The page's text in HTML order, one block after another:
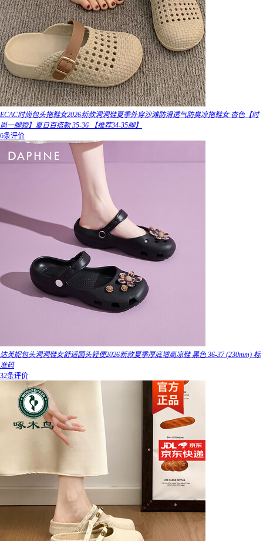
ECAC时尚包头拖鞋女2026新款洞洞鞋夏季外穿沙滩防滑透气防臭凉拖鞋女 杏色【时
尚一脚蹬】夏日百搭款 35-36 【推荐34-35脚】
6条评价
达芙妮包头洞洞鞋女舒适圆头轻便2026新款夏季厚底增高凉鞋 黑色 36-37 (230mm) 标
准码
32条评价